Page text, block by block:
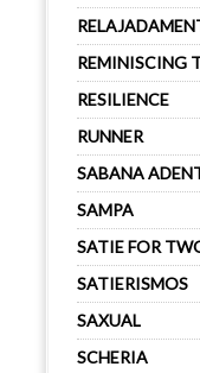
REMINISCING
RESILIENCE
RUNNER
SABANA
SAMPA
SATIE FOR
SATIERISMOS
SAXUAL
SCHERIA